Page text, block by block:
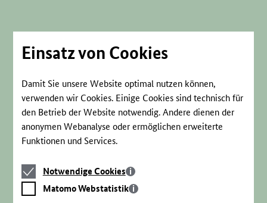
Einsatz von Cookies
Damit Sie unsere Website optimal nutzen können,
verwenden wir Cookies. Einige Cookies sind technisch für
den Betrieb der Website notwendig. Andere dienen der
anonymen Webanalyse oder ermöglichen erweiterte
Funktionen und Services.
Notwendige
Cookies
Notwendige Cookies
Matomo
Webstatistik
Matomo Webstatistik